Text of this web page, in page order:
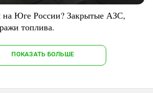
на Юге России? Закрытые АЗС,
топлива.
ПОКАЗАТЬ БОЛЬШЕ